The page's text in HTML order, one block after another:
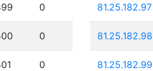
0
0
0
81.25.182.97
81.25.182.98
81.25.182.99